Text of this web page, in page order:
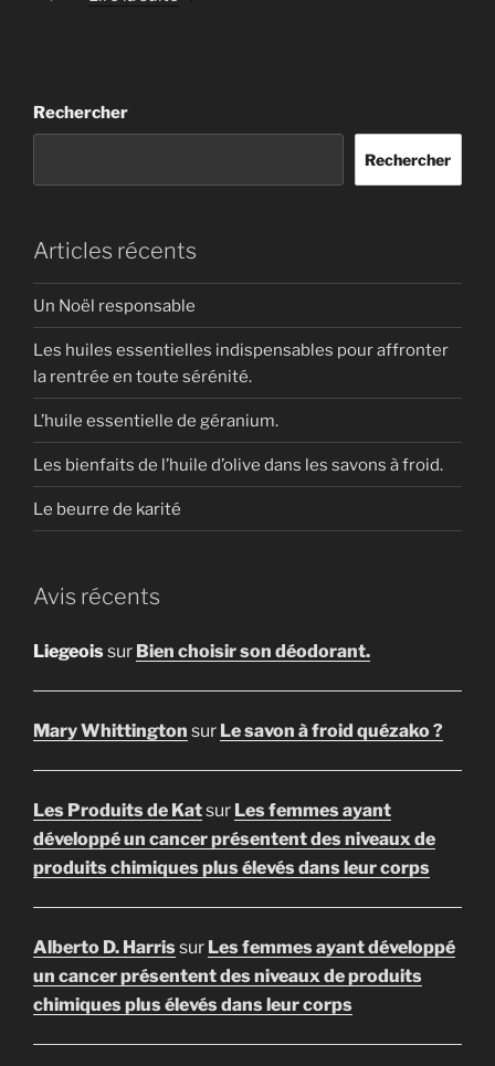
initial actuel
Rechercher
Rechercher
Articles récents
Un Noël responsable
Les huiles essentielles indispensables pour affronter
la rentrée en toute sérénité.
L’huile essentielle de géranium.
Les bienfaits de l’huile d’olive dans les savons à froid.
Le beurre de karité
Avis récents
Liegeoissur Bien choisir son déodorant.
Mary Whittington sur Le savon à froid quézako ?
Les Produits de Katsur Les femmes ayant
développé un cancer présentent des niveaux de
produits chimiques plus élevés dans leur corps
Alberto D. Harrissur Les femmes ayant développé
un cancer présentent des niveaux de produits
chimiques plus élevés dans leur corps